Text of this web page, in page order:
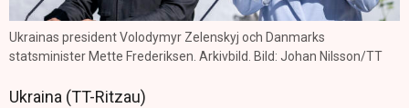
Ukrainas president Volodymyr Zelenskyj och Danmarks
statsminister Mette Frederiksen. Arkivbild. Bild: Johan Nilsson/TT
Ukraina (TT-Ritzau)